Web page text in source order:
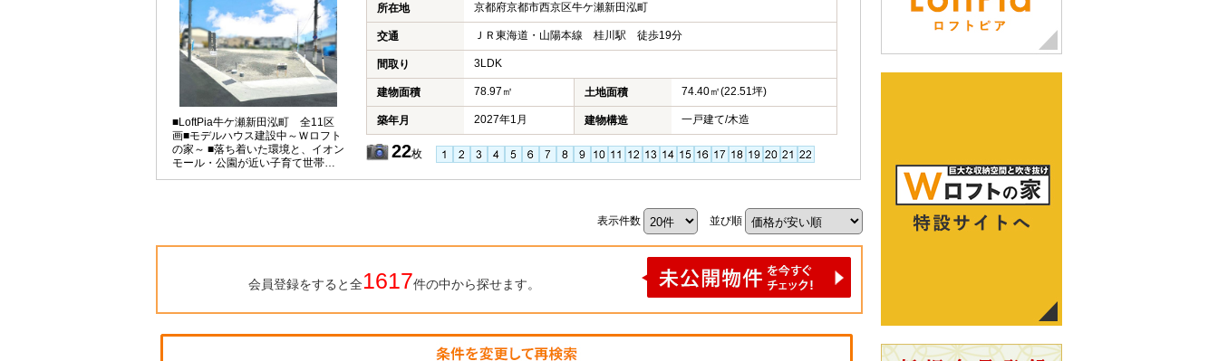
■LoftPia牛ケ瀬新田泓町 全11区
画■モデルハウス建設中～Ｗロフト
の家～ ■落ち着いた環境と、イオン
モール・公園が近い子育て世帯も
嬉しい住環境
所在地 京都府京都市西京区牛ケ瀬新田泓町
交通 ＪＲ東海道・山陽本線 桂川駅 徒歩19分
間取り 3LDK
建物面積 78.97㎡ 土地面積 74.40㎡(22.51坪)
築年月 2027年1月 建物構造 一戸建て/木造
22枚
表示件数 並び順
会員登録をすると全1617件の中から探せます。